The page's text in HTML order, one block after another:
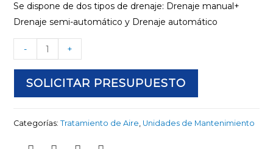
Se dispone de dos tipos de drenaje: Drenaje manual+
Drenaje semi-automático y Drenaje automático
- +
SOLICITAR PRESUPUESTO
Categorías: Tratamiento de Aire, Unidades de Mantenimiento